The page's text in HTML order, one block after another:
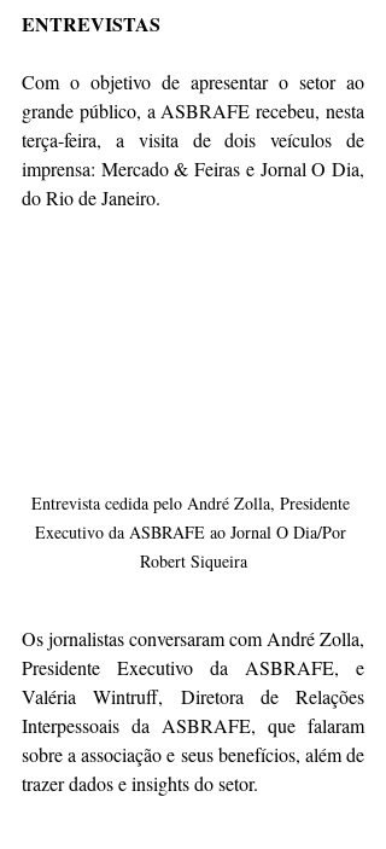
ENTREVISTAS
Com o objetivo de apresentar o setor ao
grande público, a ASBRAFE recebeu, nesta
terça-feira, a visita de dois veículos de
imprensa: Mercado & Feiras e Jornal O Dia,
do Rio de Janeiro.
Entrevista cedida pelo André Zolla, Presidente
Executivo da ASBRAFE ao Jornal O Dia/Por
Robert Siqueira
Os jornalistas conversaram com André Zolla,
Presidente Executivo da ASBRAFE, e
Valéria Wintruff, Diretora de Relações
Interpessoais da ASBRAFE, que falaram
sobre a associação e seus benefícios, além de
trazer dados e insights do setor.